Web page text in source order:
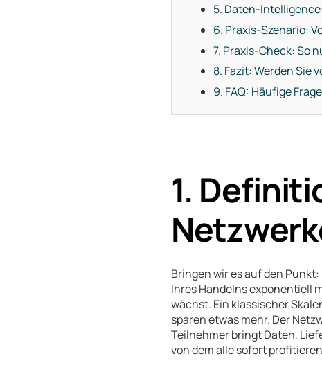
5. Daten-
6. Praxis-Szenario:
7. Praxis-Check: So
8. Fazit: Werden Sie
9. FAQ: Häufige
1.
Bringen wir es auf den
Ihres Handelns exponentiell
wächst. Ein klassischer
sparen etwas mehr. Der
Teilnehmer bringt Daten,
von dem alle sofort